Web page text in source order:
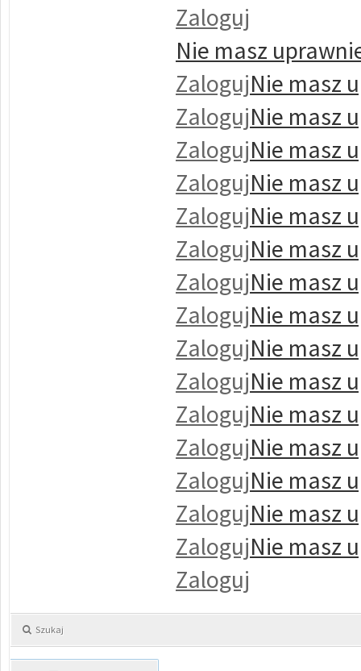
Zaloguj
Nie masz
ZalogujNie masz
ZalogujNie masz
ZalogujNie masz
ZalogujNie masz
ZalogujNie masz
ZalogujNie masz
ZalogujNie masz
ZalogujNie masz
ZalogujNie masz
ZalogujNie masz
ZalogujNie masz
ZalogujNie masz
ZalogujNie masz
ZalogujNie masz
ZalogujNie masz
Zaloguj
Szukaj